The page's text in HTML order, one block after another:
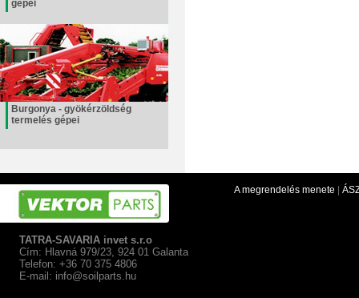
gépei
Burgonya - gyökérzöldség
termelés gépei
TATRA-SAVARIA invet s.r.o
Cím: Hlavná 979/23, 924 01 Galanta
Telefon: +36 70 375 4806
E-mail: info@soilparts.hu
A megrendelés menete